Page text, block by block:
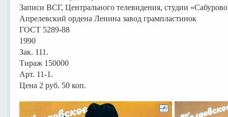
Записи ВСГ, Центрального телевидения, студии
Апрелевский ордена Ленина завод грампластинок
ГОСТ 5289-88
1990
Зак. 111.
Тираж 150000
Арт. 11-1.
Цена 2 руб. 50 коп.